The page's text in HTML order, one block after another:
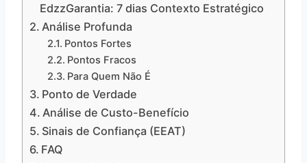
EdzzGarantia: 7 dias Contexto Estratégico
Análise Profunda
Pontos Fortes
Pontos Fracos
Para Quem Não É
Ponto de Verdade
Análise de Custo-Benefício
Sinais de Confiança (EEAT)
FAQ